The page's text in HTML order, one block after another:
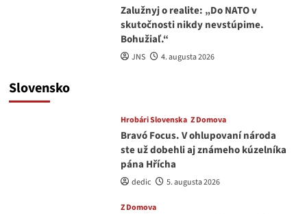
Zalužnyj o realite: „Do NATO v
skutočnosti nikdy nevstúpime.
Bohužiaľ.“
JNS 4. augusta 2026
Slovensko
Hrobári Slovenska Z Domova
Bravó Focus. V ohlupovaní národa
ste už dobehli aj známeho kúzelníka
pána Hřícha
dedic 5. augusta 2026
Z Domova